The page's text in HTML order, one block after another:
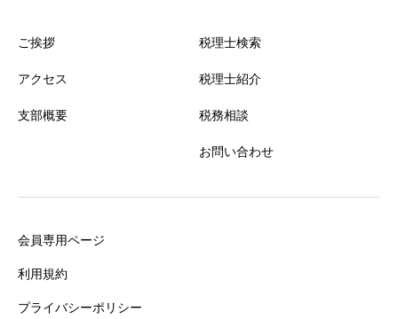
ご挨拶
アクセス
支部概要
税理士検索
税理士紹介
税務相談
お問い合わせ
会員専用ページ
利用規約
プライバシーポリシー